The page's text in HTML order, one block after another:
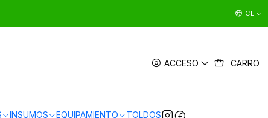
ACCESO CARRO
INSUMOS EQUIPAMIENTO TOLDOS
CL
INOXIDABLE TRIPLE 15 L X3 SOIN